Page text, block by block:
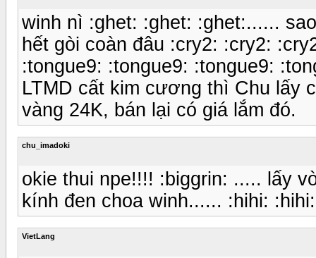
winh nì :ghet: :ghet: :ghet:......
hết gòi coàn đâu :cry2: :cry2:
:tongue9: :tongue9: :tongue9:
LTMD cất kim cương thì Chu lấy
vàng 24K, bán lại có giá lắm đó.
chu_imadoki
okie thui npe!!!! :biggrin: ..... lấy
kính đen choa winh...... :hihi:
VietLang